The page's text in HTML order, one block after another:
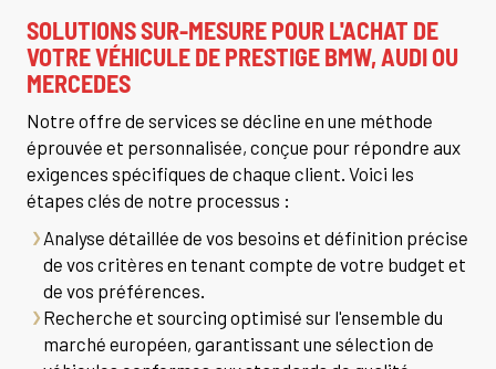
SOLUTIONS SUR-MESURE POUR L'ACHAT DE
VOTRE VÉHICULE DE PRESTIGE BMW, AUDI OU
MERCEDES
Notre offre de services se décline en une méthode
éprouvée et personnalisée, conçue pour répondre aux
exigences spécifiques de chaque client. Voici les
étapes clés de notre processus :
Analyse détaillée de vos besoins et définition précise
de vos critères en tenant compte de votre budget et
de vos préférences.
Recherche et sourcing optimisé sur l'ensemble du
marché européen, garantissant une sélection de